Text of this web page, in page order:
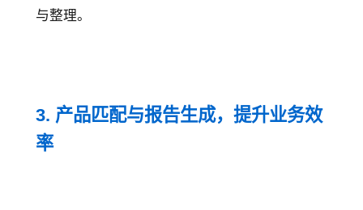
与整理。
3. 产品匹配与报告生成，提升业务效
率